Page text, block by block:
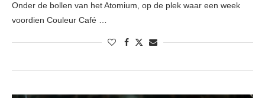
Onder de bollen van het Atomium, op de plek waar een week
voordien Couleur Café …